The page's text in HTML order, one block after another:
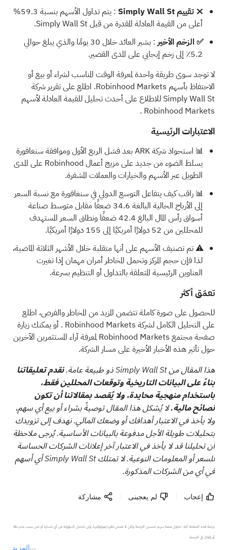
❌ تقييم Simply Wall St
: يتم تداول الأسهم بنسبة 59.3%
أعلى من القيمة العادلة المقدرة من قبل Simply Wall St.
✅ الزخم الأخير
: يشير العائد خلال 30 يومًا والذي يبلغ حوالي
5.2٪ إلى زخم إيجابي على المدى القصير.
لا توجد سوى طريقة واحدة لمعرفة الوقت المناسب لشراء أو بيع أو
الاحتفاظ بأسهم Robinhood Markets. اطلع على
تقرير شركة
Simply Wall St للاطلاع على أحدث تحليل للقيمة العادلة لأسهم
Robinhood Markets
.
الاعتبارات الرئيسية
📊 استحواذ شركة ARK بعد فشل الربع الأول وموافقة سنغافورة
يسلط الضوء من جديد على مزيج أعمال Robinhood على المدى
الطويل عبر الأسهم والخيارات والعملات المشفرة.
📊 راقب كيف يتفاعل التوسع الدولي في سنغافورة مع نسبة السعر
إلى الأرباح الحالية البالغة 34.6 ضعفًا مقابل متوسط صناعة
أسواق رأس المال البالغ 42.4 ضعفًا ونطاق السعر المستهدف
للمحللين من 52 دولارًا أمريكيًا إلى 155 دولارًا أمريكيًا.
⚠️ تم تصنيف الأسهم على أنها متقلبة خلال الأشهر الثلاثة الماضية،
لذا فإن حجم المركز وتحمل المخاطر أمران مهمان إذا تغيرت
العناوين الرئيسية المتعلقة بالتداول أو التنظيم بسرعة.
تعمّق أكثر
للحصول على صورة كاملة تتضمن المزيد من المخاطر والفرص، اطلع
على التحليل الكامل لشركة Robinhood Markets
. أو يمكنك زيارة
صفحة مجتمع Robinhood Markets
لمعرفة آراء المستثمرين الآخرين
حول تأثير هذه الأخبار الأخيرة على مسار الشركة.
هذا المقال من Simply Wall St ذو طبيعة عامة.
نقدم تعليقاتنا
بناءً على البيانات التاريخية وتوقعات المحللين فقط،
باستخدام منهجية محايدة، ولا يُقصد بمقالاتنا أن تكون
نصائح مالية.لا يُشكل هذا المقال توصيةً بشراء أو بيع أي سهم،
ولا يأخذ في الاعتبار أهدافك أو وضعك المالي. نهدف إلى تزويدك
بتحليلات طويلة الأجل مدفوعة بالبيانات الأساسية. يُرجى ملاحظة
أن تحليلنا قد لا يأخذ في الاعتبار آخر إعلانات الشركات الحساسة
للسعر أو المعلومات النوعية. لا تمتلك Simply Wall St أي أسهم
في أي من الشركات المذكورة.
إعجاب لم يعجبنى مشاركة
المزيد
ترجمة هذه الصفحة آلية. تحاول منصة سهم تحسين الترجمة ولكن لا تضمن دقتها وموثوقيتها، ولن تتحمل المسؤولية عن أي خسارة أو ضرر بسبب عدم دقة
أو إغفال في الترجمة.